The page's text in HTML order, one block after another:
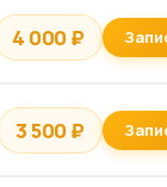
4 000 ₽
3 500 ₽